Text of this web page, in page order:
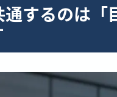
するのは「